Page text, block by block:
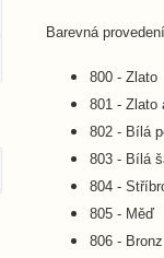
Barevná
800 - Zlato
801 - Zlato
802 - Bílá
803 - Bílá
804 -
805 - Měď
806 - Bronz